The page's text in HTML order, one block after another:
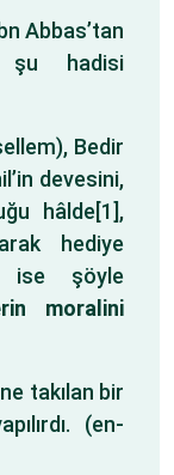
Abbas’tan
şu hadisi
Bedir
devesini,
hâlde[1],
hediye
ise şöyle
moralini
takılan bir
(en-